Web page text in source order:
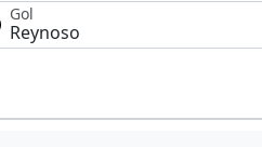
Gol
Reynoso